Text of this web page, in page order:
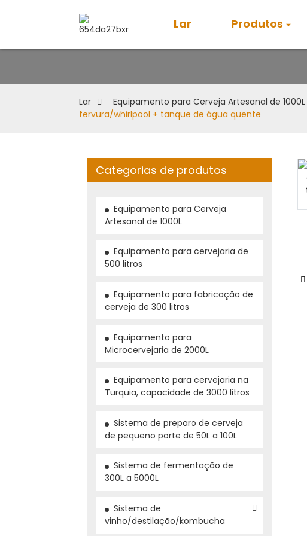
Lar Produtos
Lar Equipamento para Cerveja Artesanal de 1000L
fervura/whirlpool + tanque de água quente
Categorias de produtos
Equipamento para Cerveja
Artesanal de 1000L
Equipamento para cervejaria de
500 litros
Equipamento para fabricação de
cerveja de 300 litros
Equipamento para
Microcervejaria de 2000L
Equipamento para cervejaria na
Turquia, capacidade de 3000 litros
Sistema de preparo de cerveja
de pequeno porte de 50L a 100L
Sistema de fermentação de
300L a 5000L
Sistema de
vinho/destilação/kombucha
Loading...
Loading...